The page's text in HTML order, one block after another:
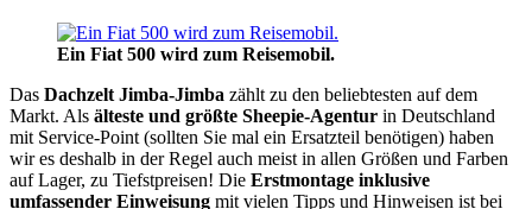
Ein Fiat 500 wird zum Reisemobil.
Das Dachzelt Jimba-Jimba zählt zu den beliebtesten auf dem
Markt. Als älteste und größte Sheepie-Agentur in Deutschland
mit Service-Point (sollten Sie mal ein Ersatzteil benötigen) haben
wir es deshalb in der Regel auch meist in allen Größen und Farben
auf Lager, zu Tiefstpreisen! Die Erstmontage inklusive
umfassender Einweisung mit vielen Tipps und Hinweisen ist bei